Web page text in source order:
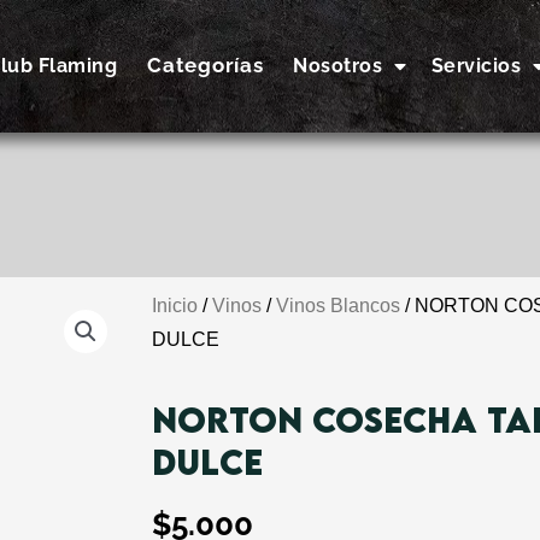
Flaming Categorías Nosotros Servicios
Inicio /Vinos /Vinos Blancos / NORTON
DULCE
NORTON COSECHA
DULCE
$5.000